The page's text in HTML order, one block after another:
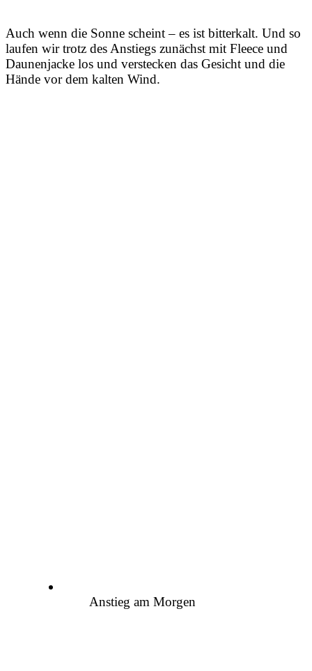
Auch wenn die Sonne scheint – es ist bitterkalt. Und so
laufen wir trotz des Anstiegs zunächst mit Fleece und
Daunenjacke los und verstecken das Gesicht und die
Hände vor dem kalten Wind.
Anstieg am Morgen